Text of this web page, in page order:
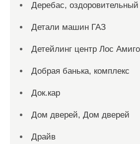
Деребас, оздоровительный
Детали машин ГАЗ
Детейлинг центр Лос
Добрая банька, комплекс
Док.кар
Дом дверей, Дом дверей
Драйв